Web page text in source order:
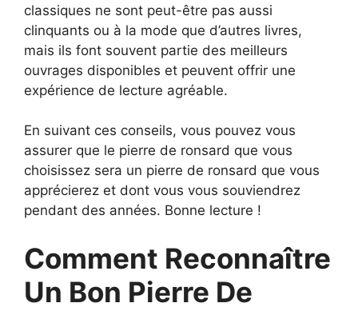
classiques ne sont peut-être pas aussi
clinquants ou à la mode que d’autres livres,
mais ils font souvent partie des meilleurs
ouvrages disponibles et peuvent offrir une
expérience de lecture agréable.
En suivant ces conseils, vous pouvez vous
assurer que le pierre de ronsard que vous
choisissez sera un pierre de ronsard que vous
apprécierez et dont vous vous souviendrez
pendant des années. Bonne lecture !
Comment Reconnaître
Un Bon Pierre De